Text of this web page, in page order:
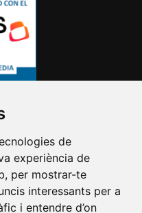
de
experiència de
per mostrar-te
interessants per a
i entendre d’on